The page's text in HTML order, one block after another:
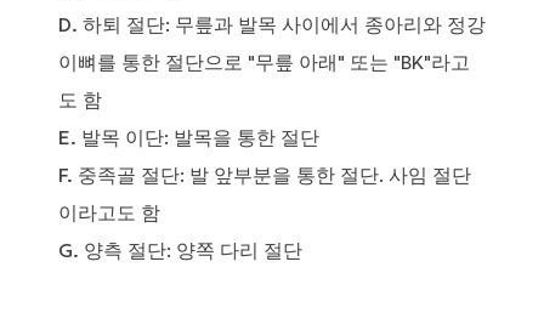
D. 하퇴 절단: 무릎과 발목 사이에서 종아리와 정강
이뼈를 통한 절단으로 "무릎 아래" 또는 "BK"라고
도 함
E. 발목 이단: 발목을 통한 절단
F. 중족골 절단: 발 앞부분을 통한 절단. 사임 절단
이라고도 함
G. 양측 절단: 양쪽 다리 절단